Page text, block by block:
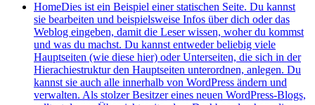
HomeDies ist ein Beispiel einer statischen Seite. Du kannst
sie bearbeiten und beispielsweise Infos über dich oder das
Weblog eingeben, damit die Leser wissen, woher du kommst
und was du machst. Du kannst entweder beliebig viele
Hauptseiten (wie diese hier) oder Unterseiten, die sich in der
Hierachiestruktur den Hauptseiten unterordnen, anlegen. Du
kannst sie auch alle innerhalb von WordPress ändern und
verwalten. Als stolzer Besitzer eines neuen WordPress-Blogs,